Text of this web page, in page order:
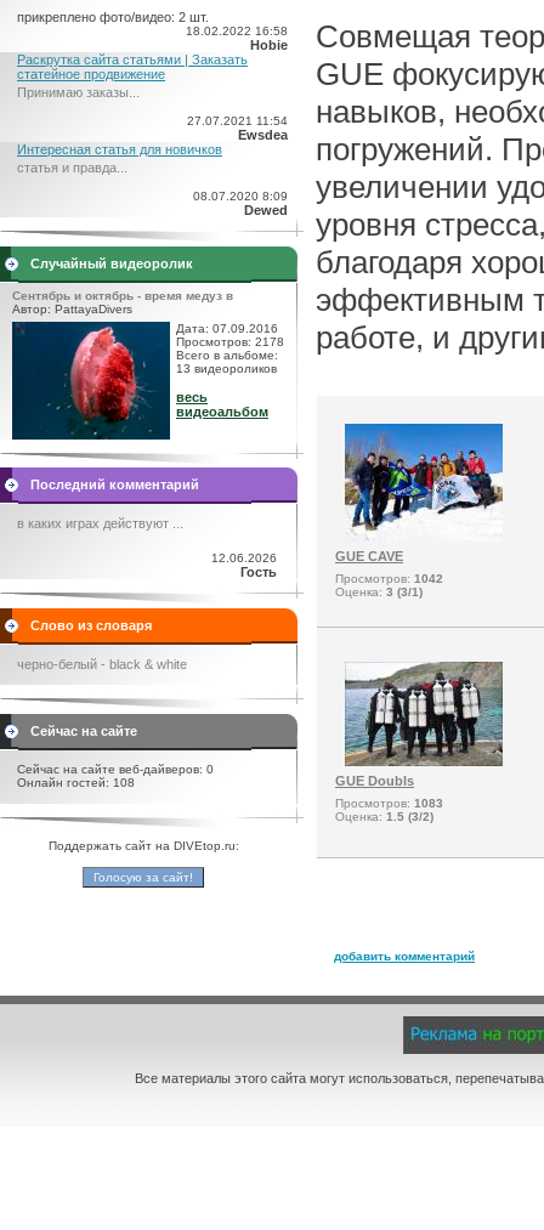
прикреплено фото/видео: 2 шт.
18.02.2022 16:58
Hobie
Раскрутка сайта статьями | Заказать
статейное продвижение
Принимаю заказы...
27.07.2021 11:54
Ewsdea
Интересная статья для новичков
статья и правда...
08.07.2020 8:09
Dewed
Случайный видеоролик
Сентябрь и октябрь - время медуз в
Автор: PattayaDivers
Дата: 07.09.2016
Просмотров: 2178
Всего в альбоме:
13 видеороликов
весь
видеоальбом
Последний комментарий
в каких играх действуют ...
12.06.2026
Гость
Слово из словаря
черно-белый - black & white
Сейчас на сайте
Сейчас на сайте веб-дайверов: 0
Онлайн гостей: 108
Поддержать сайт на DIVEtop.ru:
Совмещая
GUE
навыков,
погружений.
увеличении
уровня
благодаря
эффективным
работе, и
GUE CAVE
Просмотров: 1042
Оценка: 3 (3/1)
GUE Doubls
Просмотров: 1083
Оценка: 1.5 (3/2)
добавить комментарий
Все материалы этого сайта могут использоваться,